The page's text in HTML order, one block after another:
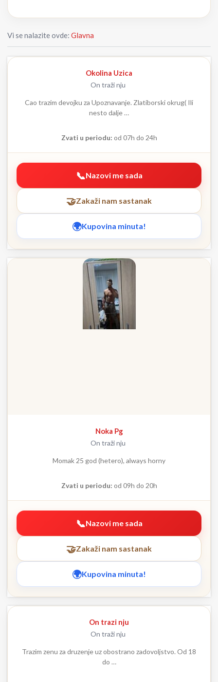
Vi se nalazite ovde: Glavna
Okolina Uzica
On traži nju
Cao trazim devojku za Upoznavanje. Zlatiborski okrug( Ili
nesto dalje …
Zvati u periodu: od 07h do 24h
Nazovi me sada
Zakaži nam sastanak
Kupovina minuta!
Noka Pg
On traži nju
Momak 25 god (hetero), always horny
Zvati u periodu: od 09h do 20h
Nazovi me sada
Zakaži nam sastanak
Kupovina minuta!
On trazi nju
On traži nju
Trazim zenu za druzenje uz obostrano zadovoljstvo. Od 18
do …